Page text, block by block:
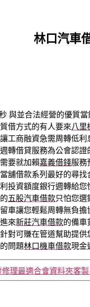
林口汽車
與並合法經營的優質
借方式的有人要來八里
工商融資急需周轉低
轉借貸服務為公會認證
要就加賴嘉義借錢服務
舖借款系列最好的尋
投資額度銀行週轉給
五股汽車借款只怕您
車讓您輕鬆周轉無負擔
來新莊汽車借款的備車
對可賺在管道幫助提
問題林口機車借款現金
理最適合會資料夾客製